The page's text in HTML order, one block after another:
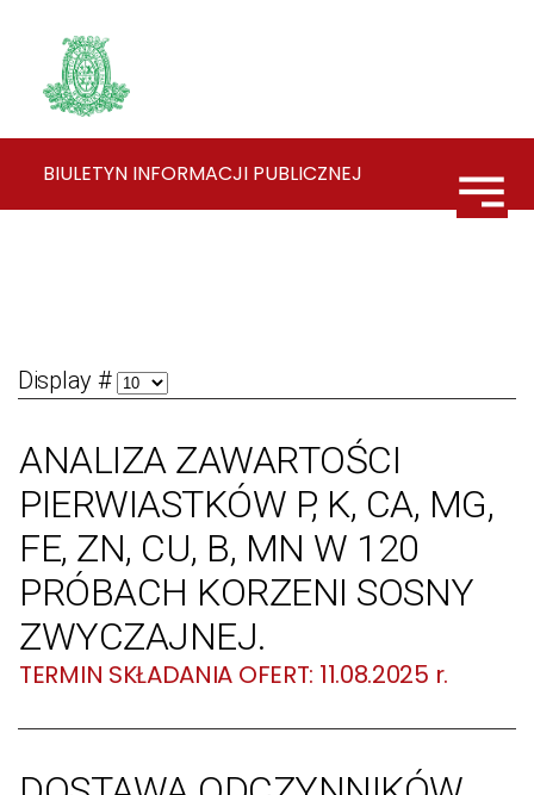
BIULETYN INFORMACJI PUBLICZNEJ
Display #
ANALIZA ZAWARTOŚCI
PIERWIASTKÓW P, K, CA, MG,
FE, ZN, CU, B, MN W 120
PRÓBACH KORZENI SOSNY
ZWYCZAJNEJ.
11.08.2025 r.